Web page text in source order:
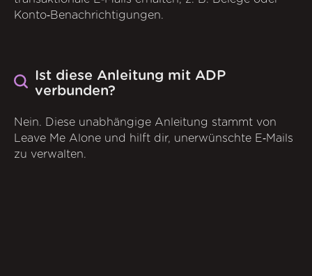
Konto‑Benachrichtigungen.
Ist diese Anleitung mit ADP
verbunden?
Nein. Diese unabhängige Anleitung stammt von
Leave Me Alone und hilft dir, unerwünschte E‑Mails
zu verwalten.